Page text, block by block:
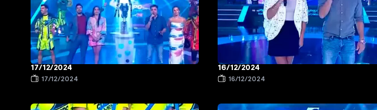
17/12/2024
17/12/2024
16/12/2024
16/12/2024